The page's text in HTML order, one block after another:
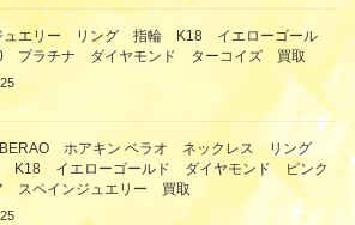
エリー リング 指輪 K18 イエローゴール
プラチナ ダイヤモンド ターコイズ 買取
BERAO ホアキン ベラオ ネックレス リング
イエローゴールド ダイヤモンド ピンク
スペインジュエリー 買取